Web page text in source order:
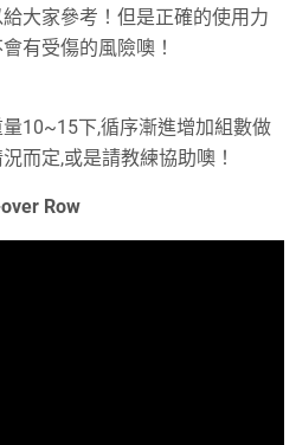
大家參考！但是正確的使用力
有受傷的風險噢！
10~15下,循序漸進增加組數做
而定,或是請教練協助噢！
Row